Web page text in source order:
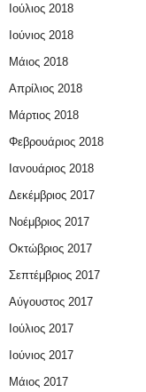
Ιούλιος 2018
Ιούνιος 2018
Μάιος 2018
Απρίλιος 2018
Μάρτιος 2018
Φεβρουάριος 2018
Ιανουάριος 2018
Δεκέμβριος 2017
Νοέμβριος 2017
Οκτώβριος 2017
Σεπτέμβριος 2017
Αύγουστος 2017
Ιούλιος 2017
Ιούνιος 2017
Μάιος 2017